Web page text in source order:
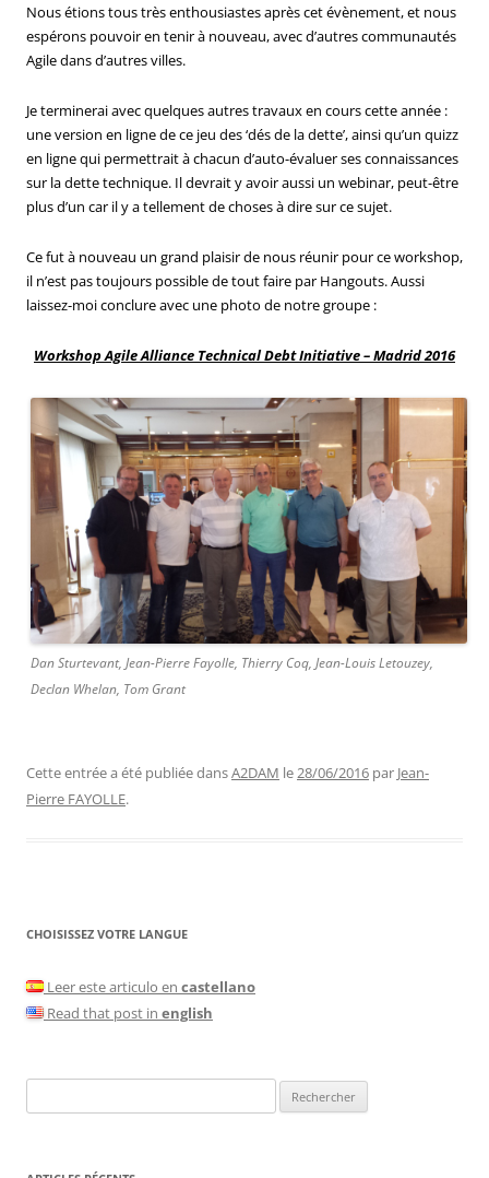
Nous étions tous très enthousiastes après cet évènement, et nous
espérons pouvoir en tenir à nouveau, avec d’autres communautés
Agile dans d’autres villes.
Je terminerai avec quelques autres travaux en cours cette année :
une version en ligne de ce jeu des ‘dés de la dette’, ainsi qu’un quizz
en ligne qui permettrait à chacun d’auto-évaluer ses connaissances
sur la dette technique. Il devrait y avoir aussi un webinar, peut-être
plus d’un car il y a tellement de choses à dire sur ce sujet.
Ce fut à nouveau un grand plaisir de nous réunir pour ce workshop,
il n’est pas toujours possible de tout faire par Hangouts. Aussi
laissez-moi conclure avec une photo de notre groupe :
Workshop Agile Alliance Technical Debt Initiative – Madrid 2016
Dan Sturtevant, Jean-Pierre Fayolle, Thierry Coq, Jean-Louis Letouzey,
Declan Whelan, Tom Grant
Cette entrée a été publiée dansA2DAM le28/06/2016 par Jean-
Pierre FAYOLLE.
CHOISISSEZ VOTRE LANGUE
Leer este articulo en castellano
Read that post in english